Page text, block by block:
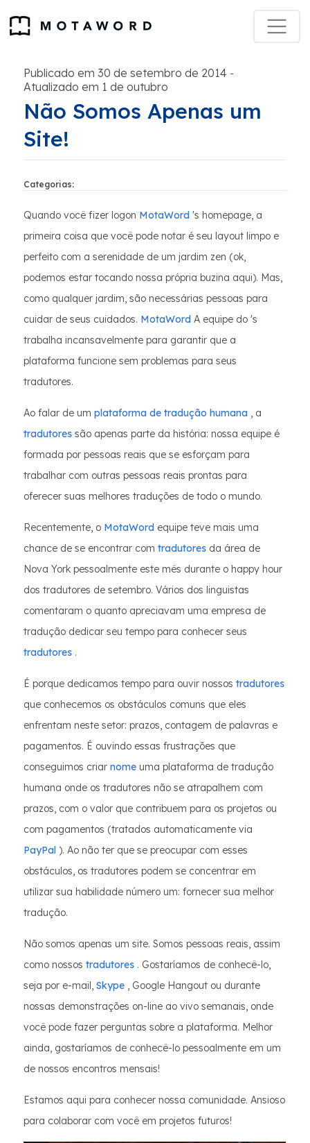
Publicado em 30 de setembro de 2014 -
Atualizado em 1 de outubro
Não Somos Apenas um
Site!
Categorias:
Quando você fizer logon MotaWord 's homepage, a
primeira coisa que você pode notar é seu layout limpo e
perfeito com a serenidade de um jardim zen (ok,
podemos estar tocando nossa própria buzina aqui). Mas,
como qualquer jardim, são necessárias pessoas para
cuidar de seus cuidados. MotaWord A equipe do 's
trabalha incansavelmente para garantir que a
plataforma funcione sem problemas para seus
tradutores.
Ao falar de um plataforma de tradução humana , a
tradutores são apenas parte da história: nossa equipe é
formada por pessoas reais que se esforçam para
trabalhar com outras pessoas reais prontas para
oferecer suas melhores traduções de todo o mundo.
Recentemente, o MotaWord equipe teve mais uma
chance de se encontrar com tradutores da área de
Nova York pessoalmente este mês durante o happy hour
dos tradutores de setembro. Vários dos linguistas
comentaram o quanto apreciavam uma empresa de
tradução dedicar seu tempo para conhecer seus
tradutores .
É porque dedicamos tempo para ouvir nossos tradutores
que conhecemos os obstáculos comuns que eles
enfrentam neste setor: prazos, contagem de palavras e
pagamentos. É ouvindo essas frustrações que
conseguimos criar nome uma plataforma de tradução
humana onde os tradutores não se atrapalhem com
prazos, com o valor que contribuem para os projetos ou
com pagamentos (tratados automaticamente via
PayPal ). Ao não ter que se preocupar com esses
obstáculos, os tradutores podem se concentrar em
utilizar sua habilidade número um: fornecer sua melhor
tradução.
Não somos apenas um site. Somos pessoas reais, assim
como nossos tradutores . Gostaríamos de conhecê-lo,
seja por e-mail, Skype , Google Hangout ou durante
nossas demonstrações on-line ao vivo semanais, onde
você pode fazer perguntas sobre a plataforma. Melhor
ainda, gostaríamos de conhecê-lo pessoalmente em um
de nossos encontros mensais!
Estamos aqui para conhecer nossa comunidade. Ansioso
para colaborar com você em projetos futuros!